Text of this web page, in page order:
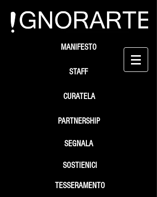
STAFF
SEGNALA
SOSTIENICI
MANIFESTO
PARTNERSHIP
TESSERAMENTO
CURATELA